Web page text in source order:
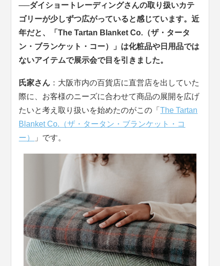
──ダイショートレーディングさんの取り扱いカテ
ゴリーが少しずつ広がっていると感じています。近
年だと、「The Tartan Blanket Co.（ザ・タータ
ン・ブランケット・コー）」は化粧品や日用品では
ないアイテムで展示会で目を引きました。
氏家さん ：大阪市内の百貨店に直営店を出していた
際に、お客様のニーズに合わせて商品の展開を広げ
たいと考え取り扱いを始めたのがこの「The Tartan
Blanket Co.（ザ・タータン・ブランケット・コ
ー）
」です。